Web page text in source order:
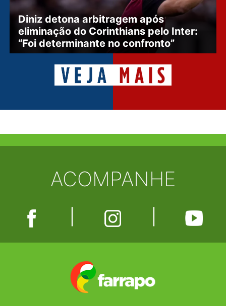
Diniz detona arbitragem após
eliminação do Corinthians pelo Inter:
“Foi determinante no confronto”
ACOMPANHE